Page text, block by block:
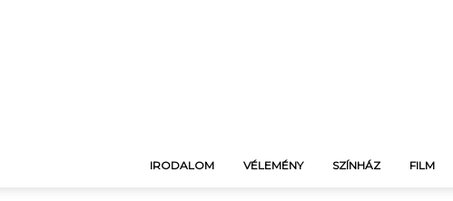
IRODALOM VÉLEMÉNY SZÍNHÁZ FILM